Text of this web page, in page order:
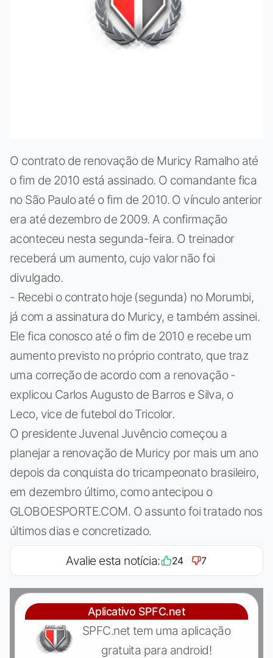
O contrato de renovação de Muricy Ramalho até
o fim de 2010 está assinado. O comandante fica
no São Paulo até o fim de 2010. O vínculo anterior
era até dezembro de 2009. A confirmação
aconteceu nesta segunda-feira. O treinador
receberá um aumento, cujo valor não foi
divulgado.
- Recebi o contrato hoje (segunda) no Morumbi,
já com a assinatura do Muricy, e também assinei.
Ele fica conosco até o fim de 2010 e recebe um
aumento previsto no próprio contrato, que traz
uma correção de acordo com a renovação -
explicou Carlos Augusto de Barros e Silva, o
Leco, vice de futebol do Tricolor.
O presidente Juvenal Juvêncio começou a
planejar a renovação de Muricy por mais um ano
depois da conquista do tricampeonato brasileiro,
em dezembro último, como antecipou o
GLOBOESPORTE.COM. O assunto foi tratado nos
últimos dias e concretizado.
Avalie esta notícia: 24 7
Aplicativo SPFC.net
SPFC.net tem uma aplicação
gratuita para android!